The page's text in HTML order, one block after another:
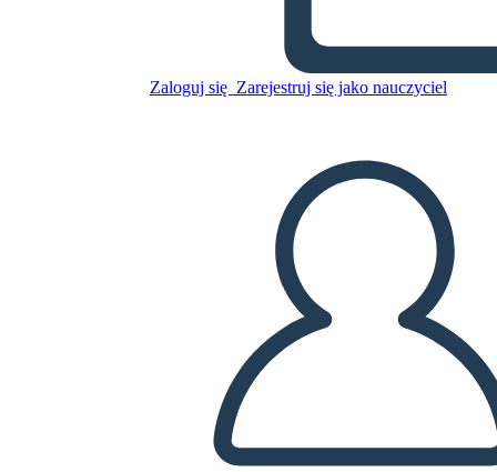
Zaloguj się Zarejestruj się jako nauczyciel
Skopiuj tę scenorys
ODTWARZANIE POKAZU SLAJDÓW
PRZECZYTAJ MI